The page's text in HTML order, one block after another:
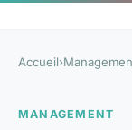
Accueil›
MANAGEMENT